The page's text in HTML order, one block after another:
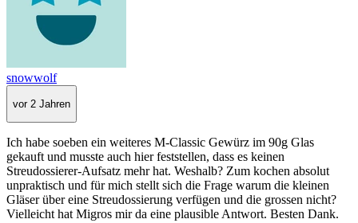
snowwolf
vor 2 Jahren
Ich habe soeben ein weiteres M-Classic Gewürz im 90g Glas
gekauft und musste auch hier feststellen, dass es keinen
Streudossierer-Aufsatz mehr hat. Weshalb? Zum kochen absolut
unpraktisch und für mich stellt sich die Frage warum die kleinen
Gläser über eine Streudossierung verfügen und die grossen nicht?
Vielleicht hat Migros mir da eine plausible Antwort. Besten Dank.